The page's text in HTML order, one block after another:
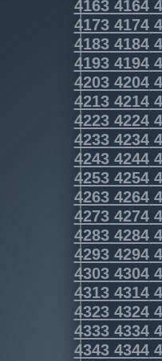
41634164
41734174
41834184
41934194
42034204
42134214
42234224
42334234
42434244
42534254
42634264
42734274
42834284
42934294
43034304
43134314
43234324
43334334
43434344